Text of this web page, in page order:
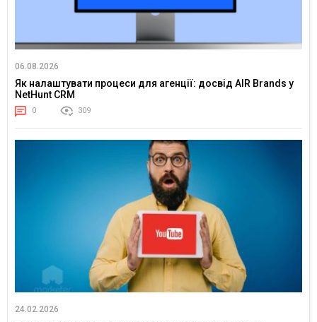
06.08.2026
Як налаштувати процеси для агенції: досвід AIR Brands у
NetHunt CRM
0 309
24.02.2026